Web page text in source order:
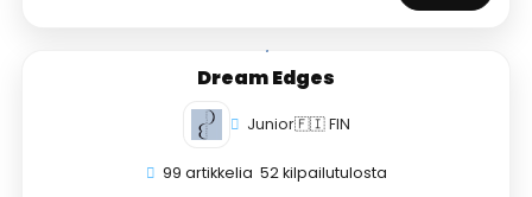
Dream Edges
Junior🇫🇮 FIN
99 artikkelia 52 kilpailutulosta